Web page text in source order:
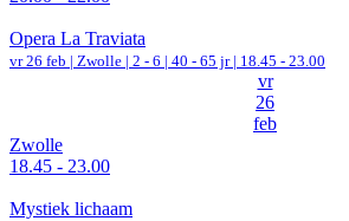
Opera La Traviata
vr 26 feb | Zwolle | 2 - 6 | 40 - 65 jr | 18.45 - 23.00
vr
26
feb
Zwolle
18.45 - 23.00
Mystiek lichaam